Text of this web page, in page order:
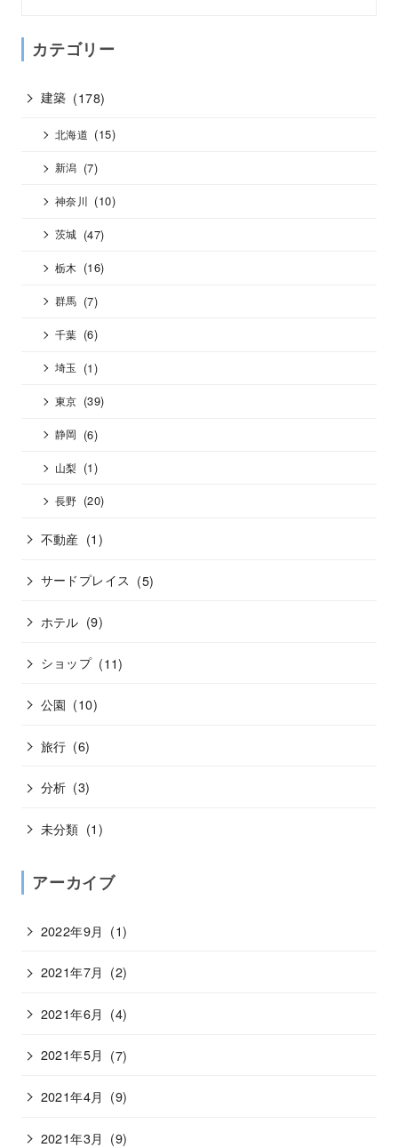
カテゴリー
建築 (178)
北海道 (15)
新潟 (7)
神奈川 (10)
茨城 (47)
栃木 (16)
群馬 (7)
千葉 (6)
埼玉 (1)
東京 (39)
静岡 (6)
山梨 (1)
長野 (20)
不動産 (1)
サードプレイス (5)
ホテル (9)
ショップ (11)
公園 (10)
旅行 (6)
分析 (3)
未分類 (1)
アーカイブ
2022年9月 (1)
2021年7月 (2)
2021年6月 (4)
2021年5月 (7)
2021年4月 (9)
2021年3月 (9)